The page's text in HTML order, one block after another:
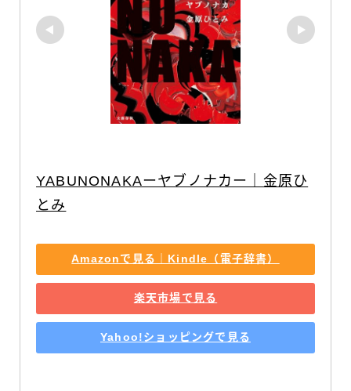
YABUNONAKAーヤブノナカー｜金原ひ
とみ
Amazonで見る｜Kindle（電子辞書）
楽天市場で見る
Yahoo!ショッピングで見る